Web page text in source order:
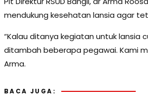
mendukung kesehatan lansia agar
“Kalau ditanya kegiatan untuk lansia
ditambah beberapa pegawai. Kami
Arma.
BACA JUGA: